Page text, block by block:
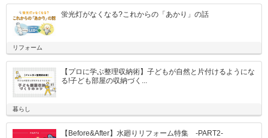
蛍光灯がなくなる?これからの「あかり」の話
リフォーム
【プロに学ぶ整理収納術】子どもが自然と片付けるようにな
る!子ども部屋の収納づく...
暮らし
【Before&After】水廻りリフォーム特集 -PART2-